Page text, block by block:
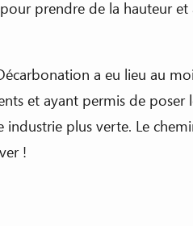
prendre de la hauteur et
a eu lieu au
et ayant permis de poser
plus verte. Le
!